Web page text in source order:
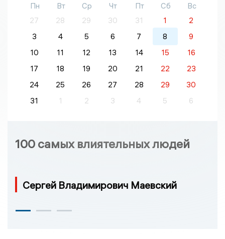
Пн Вт Ср Чт Пт Сб
Вс
27
28 29 30 31 1
2
3
4 5 6 7 8
9
10
11 12 13 14 15
16
17
18 19 20 21 22
23
24
25 26 27 28 29
30
31
1 2 3 4 5 6
100 самых влиятельных людей
Сергей Владимирович Маевский